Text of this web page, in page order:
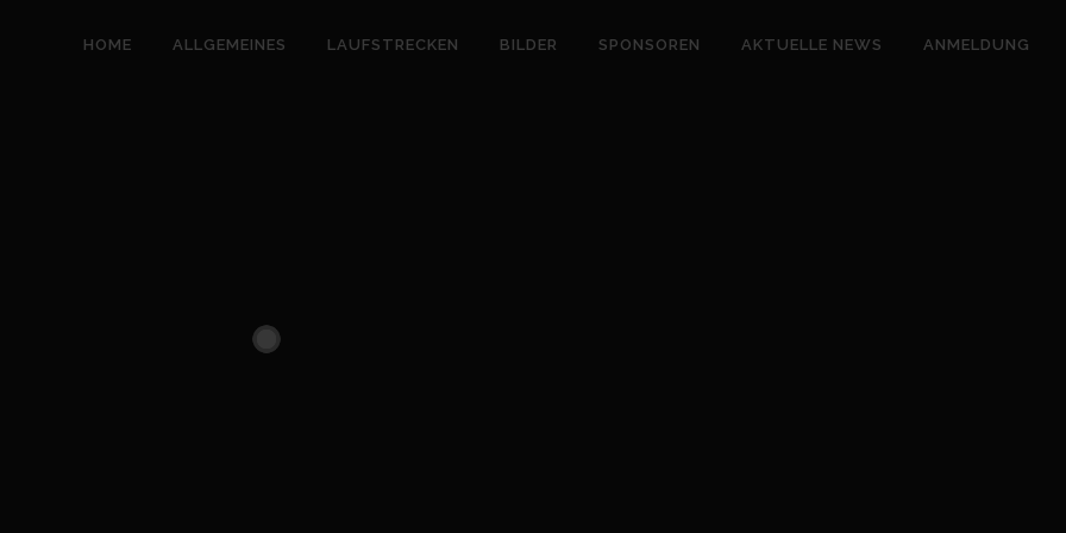
HOME ALLGEMEINES LAUFSTRECKEN BILDER SPONSOREN AKTUELLE NEWS ANMELDUNG